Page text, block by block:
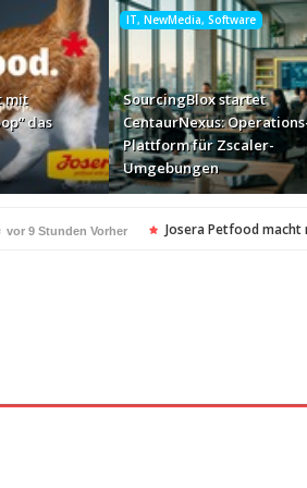
mit
das
IT, NewMedia, Software
SourcingBlox startet
CentaurNexus:
Plattform für Zscaler-
Umgebungen
vor 9 Stunden Vorher Josera Petfood
AI-Projekten
Bayerischen Bio-Erlebnistagen